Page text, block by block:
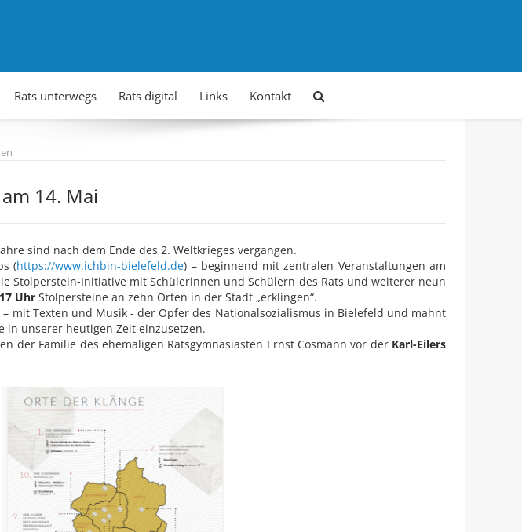
Rats unterwegs Rats digital Links Kontakt
14. Mai
sind nach dem Ende des 2. Weltkrieges vergangen.
(https://www.ichbin-bielefeld.de) – beginnend mit zentralen Veranstaltungen am
Stolperstein-Initiative mit Schülerinnen und Schülern des Rats und weiterer neun
Uhr Stolpersteine an zehn Orten in der Stadt „erklingen“.
mit Texten und Musik - der Opfer des Nationalsozialismus in Bielefeld und mahnt
in unserer heutigen Zeit einzusetzen.
der Familie des ehemaligen Ratsgymnasiasten Ernst Cosmann vor derKarl-Eilers